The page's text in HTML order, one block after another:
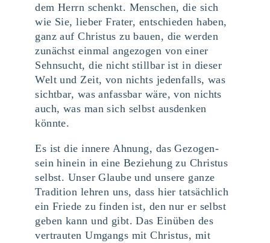
dem Herrn schenkt. Menschen, die sich
wie Sie, lieber Frater, entschieden haben,
ganz auf Christus zu bauen, die werden
zunächst einmal angezogen von einer
Sehnsucht, die nicht stillbar ist in dieser
Welt und Zeit, von nichts jedenfalls, was
sichtbar, was anfassbar wäre, von nichts
auch, was man sich selbst ausdenken
könnte.
Es ist die innere Ahnung, das Gezogen-
sein hinein in eine Beziehung zu Christus
selbst. Unser Glaube und unsere ganze
Tradition lehren uns, dass hier tatsächlich
ein Friede zu finden ist, den nur er selbst
geben kann und gibt. Das Einüben des
vertrauten Umgangs mit Christus, mit